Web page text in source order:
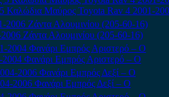
5 Καλώδια Μαύρος Toyota Rav 4 2001-
Ζάντα Αλουμινίου (205-60-16)
Φανάρι Εμπρός Αριστερό – Ο
2006 Φανάρι Εμπρός Δεξί – Ο